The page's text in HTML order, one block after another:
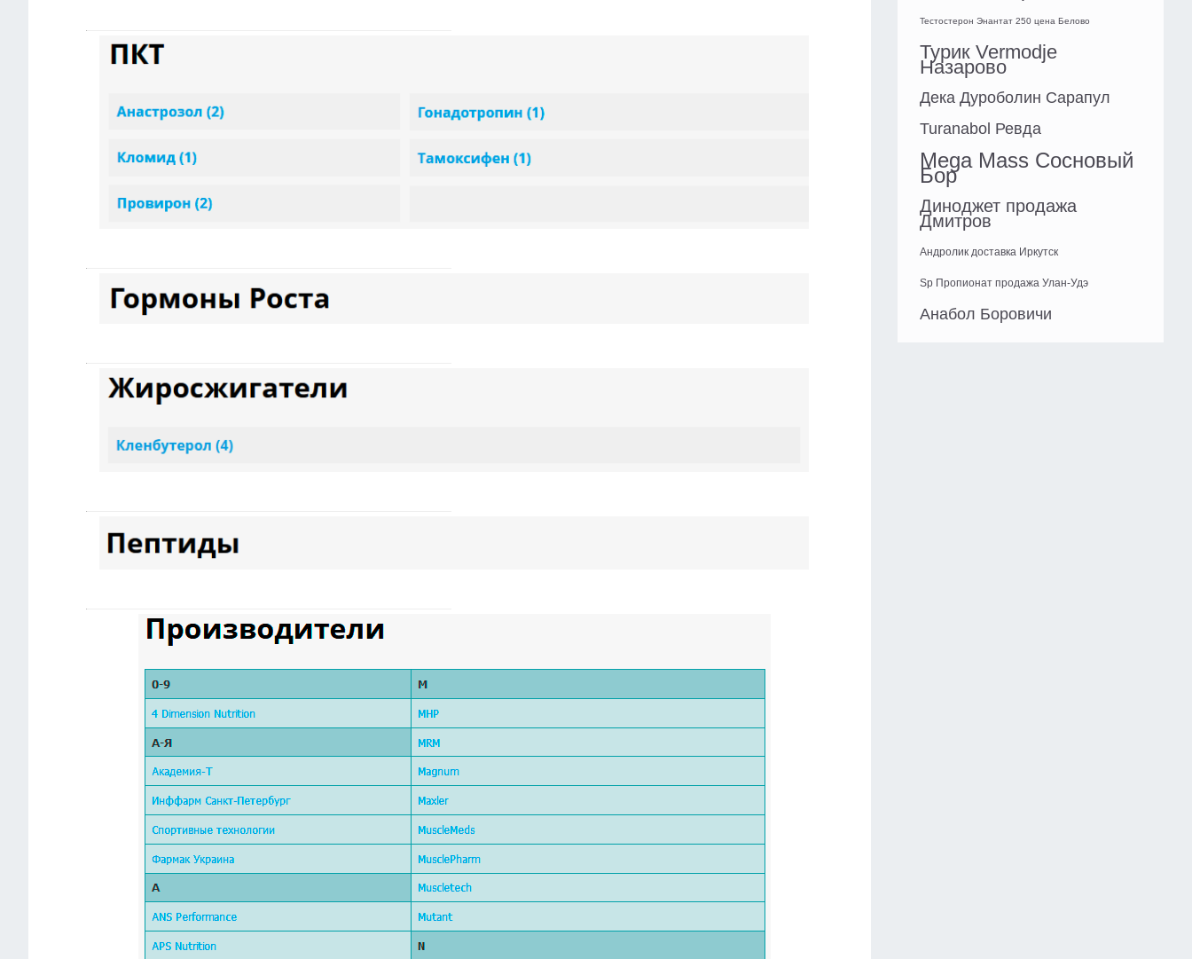
Тестостерон Энантат 250 цена Белово
Турик Vermodje
Назарово
Дека Дуроболин Сарапул
Turanabol Ревда
Mega Mass Сосновый
Бор
Диноджет продажа
Дмитров
Андролик доставка Иркутск
Sp Пропионат продажа Улан-Удэ
Анабол Боровичи